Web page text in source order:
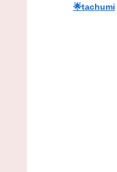
🌟tachumi